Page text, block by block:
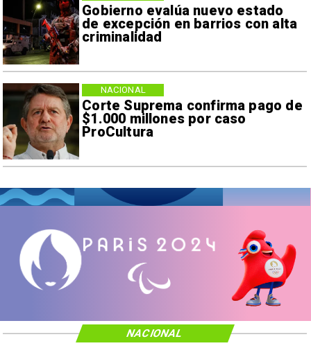
Gobierno evalúa nuevo estado
de excepción en barrios con alta
criminalidad
Corte Suprema confirma pago de
$1.000 millones por caso
ProCultura
NACIONAL
NACIONAL